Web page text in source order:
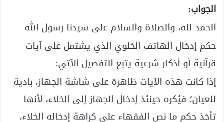
الجواب:
الحمد لله، والصلاة والسلام على سيدنا رسول الله
حكم إدخال الهاتف الخلوي الذي يشتمل على آيات
قرآنية أو أذكار شرعية يتبع التفصيل الآتي:
إذا كانت هذه الآيات ظاهرة على شاشة الجهاز، بادية
للعيان؛ فيُكره حينئذ إدخال الجهاز إلى الخلاء، لأنها
تأخذ حكم ما نص الفقهاء على كراهة إدخاله الخلاء،